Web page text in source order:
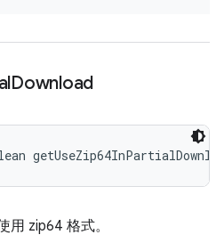
Download
zip64 格式。